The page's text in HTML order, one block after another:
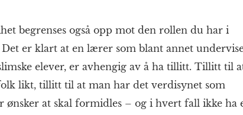
at m
begrenses også opp mot den rollen du har i
Det er klart at en lærer som blant annet
elever, er avhengig av å ha tillitt. Tillitt til
likt, tillitt til at man har det verdisynet som
ønsker at skal formidles – og i hvert fall ikke ha